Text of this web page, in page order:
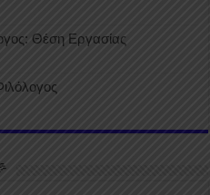
Θέση Εργασίας